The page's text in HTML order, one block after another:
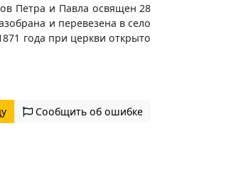
Петра и Павла освящен 28
и перевезена в село
года при церкви открыто
Сообщить об ошибке